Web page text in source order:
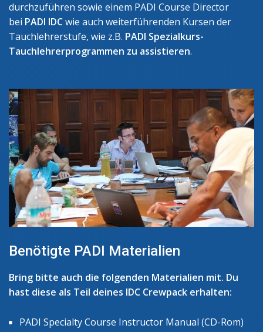
durchzuführen sowie einem PADI Course Director
bei PADI IDCwie auch weiterführenden Kursen der
Tauchlehrerstufe, wie z.B. PADI Spezialkurs-
Tauchlehrerprogrammen zu assistieren.
Benötigte PADI Materialien
Bring bitte auch die folgenden Materialien mit. Du
hast diese als Teil deines IDC Crewpack erhalten:
PADI Specialty Course Instructor Manual (CD-Rom)